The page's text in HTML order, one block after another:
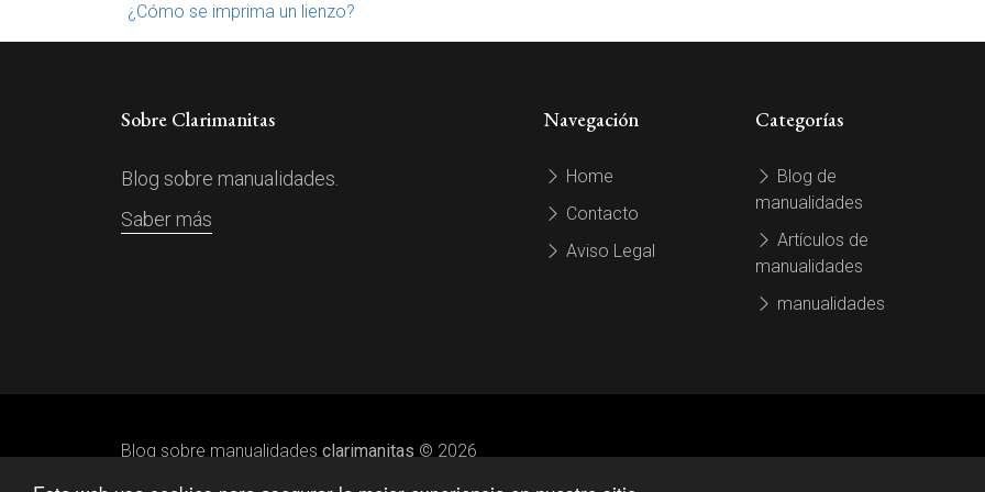
¿Cómo se imprima un lienzo?
Sobre Clarimanitas
Blog sobre manualidades.
Saber más
Navegación
Home
Contacto
Aviso Legal
Categorías
Blog de
manualidades
Artículos de
manualidades
manualidades
Blog sobre manualidades clarimanitas © 2026